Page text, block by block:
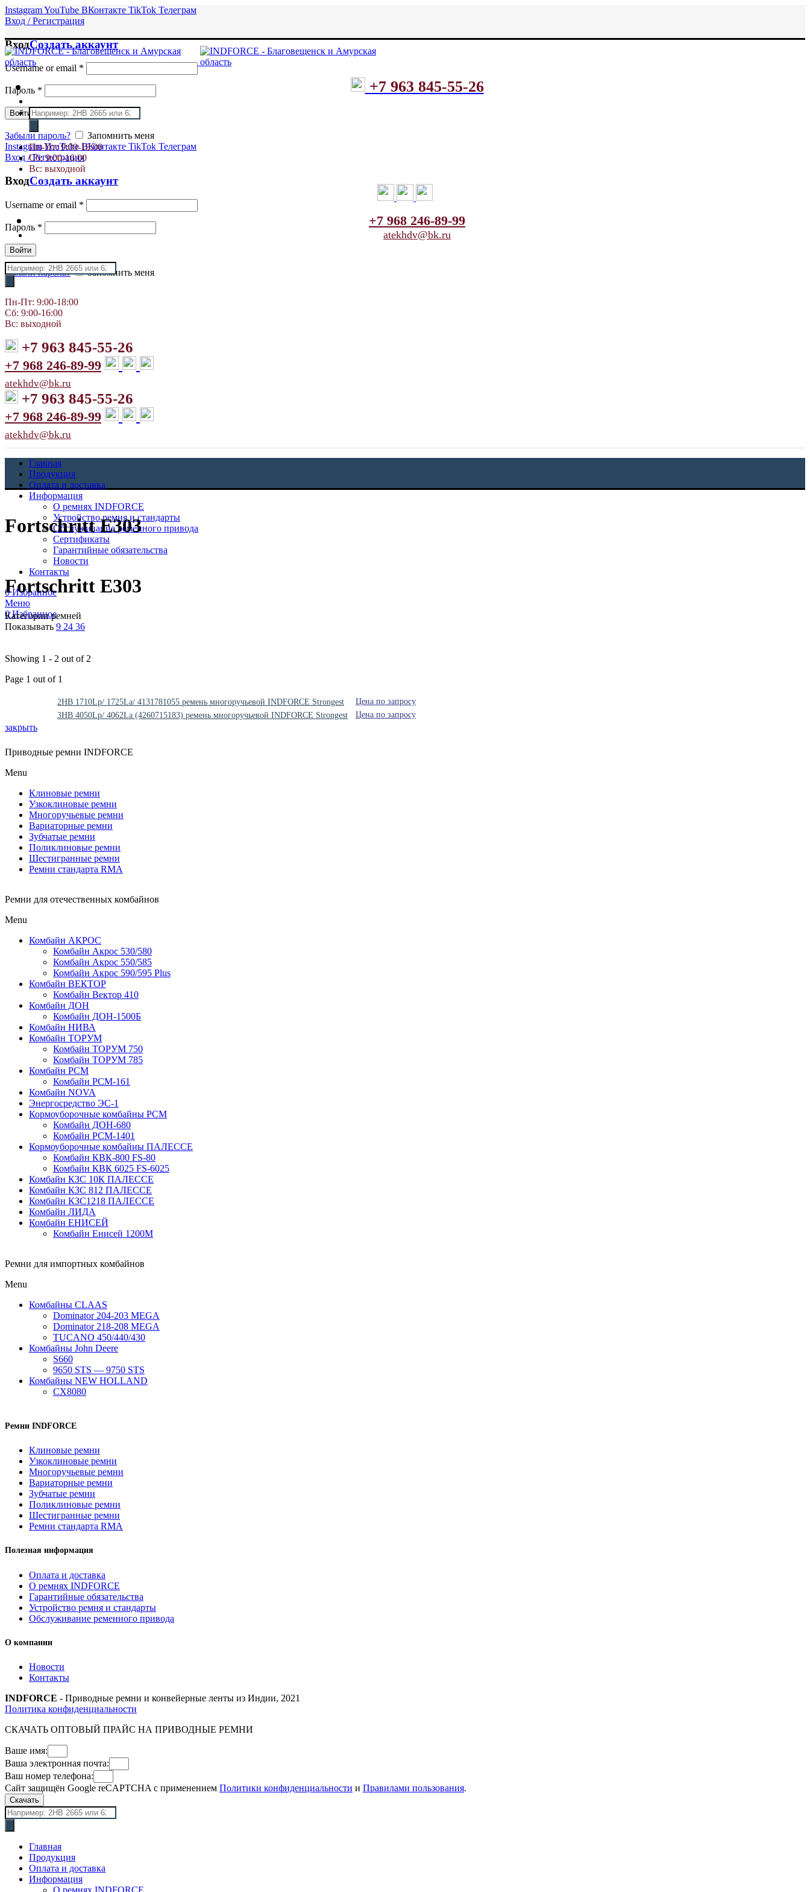
InstagramYouTube ВКонтакте TikTok Телеграм
Вход / Регистрация
ВходСоздать аккаунт
Username or email *
Пароль *
Войти
Забыли пароль?
Запомнить меня
InstagramYouTube ВКонтакте TikTok Телеграм
Вход / Регистрация
ВходСоздать аккаунт
Username or email *
Пароль *
Войти
Забыли пароль? Запомнить меня
+7 963 845-55-26
Поиск
товаров
Пн-Пт: 9:00-18:00
Сб: 9:00-16:00
Вс: выходной
+7 968 246-89-99
atekhdv@bk.ru
Поиск
товаров
Пн-Пт: 9:00-18:00
Сб: 9:00-16:00
Вс: выходной
+7 963 845-55-26
+7 968 246-89-99
atekhdv@bk.ru
+7 963 845-55-26
+7 968 246-89-99
atekhdv@bk.ru
Главная
Продукция
Оплата и доставка
Информация
О ремнях INDFORCE
Устройство ремня и стандарты
Обслуживание ременного привода
Сертификаты
Гарантийные обязательства
Новости
Контакты
0Избранное
Меню
0Избранное
Fortschritt E303
Fortschritt E303
Категории ремней
Показывать 9 24 36
Showing 1 - 2 out of 2
Page 1 out of 1
2HB 1710Lp/ 1725La/ 4131781055 ремень многоручьевой INDFORCE Strongest
Цена по запросу
3HB 4050Lp/ 4062La (4260715183) ремень многоручьевой INDFORCE Strongest
Цена по запросу
закрыть
Приводные ремни INDFORCE
Menu
Клиновые ремни
Узкоклиновые ремни
Многоручьевые ремни
Вариаторные ремни
Зубчатые ремни
Поликлиновые ремни
Шестигранные ремни
Ремни стандарта RMA
Ремни для отечественных комбайнов
Menu
Комбайн АКРОС
Комбайн Акрос 530/580
Комбайн Акрос 550/585
Комбайн Акрос 590/595 Plus
Комбайн ВЕКТОР
Комбайн Вектор 410
Комбайн ДОН
Комбайн ДОН-1500Б
Комбайн НИВА
Комбайн ТОРУМ
Комбайн ТОРУМ 750
Комбайн ТОРУМ 785
Комбайн РСМ
Комбайн РСМ-161
Комбайн NOVA
Энергосредство ЭС-1
Кормоуборочные комбайны РСМ
Комбайн ДОН-680
Комбайн РСМ-1401
Кормоуборочные комбайны ПАЛЕССЕ
Комбайн КВК-800 FS-80
Комбайн КВК 6025 FS-6025
Комбайн КЗС 10К ПАЛЕССЕ
Комбайн КЗС 812 ПАЛЕССЕ
Комбайн КЗС1218 ПАЛЕССЕ
Комбайн ЛИДА
Комбайн ЕНИСЕЙ
Комбайн Енисей 1200М
Ремни для импортных комбайнов
Menu
Комбайны CLAAS
Dominator 204-203 MEGA
Dominator 218-208 MEGA
TUCANO 450/440/430
Комбайны John Deere
S660
9650 STS — 9750 STS
Комбайны NEW HOLLAND
CX8080
Ремни INDFORCE
Клиновые ремни
Узкоклиновые ремни
Многоручьевые ремни
Вариаторные ремни
Зубчатые ремни
Поликлиновые ремни
Шестигранные ремни
Ремни стандарта RMA
Полезная информация
Оплата и доставка
О ремнях INDFORCE
Гарантийные обязательства
Устройство ремня и стандарты
Обслуживание ременного привода
О компании
Новости
Контакты
INDFORCE - Приводные ремни и конвейерные ленты из Индии, 2021
Политика конфиденциальности
СКАЧАТЬ ОПТОВЫЙ ПРАЙС НА ПРИВОДНЫЕ РЕМНИ
Ваше имя:
Ваша электронная почта:
Ваш номер телефона:
Сайт защищён Google reCAPTCHA с применением Политики конфиденциальности и Правилами пользования.
Скачать
Поиск
товаров
Главная
Продукция
Оплата и доставка
Информация